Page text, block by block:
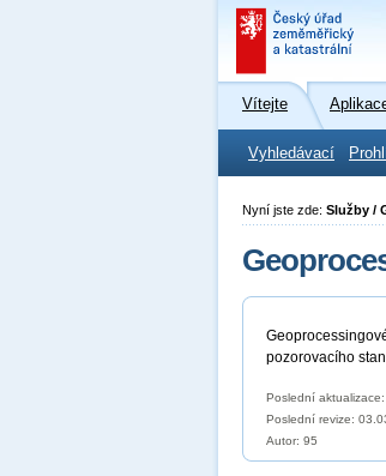
Vítejte
Vyhledávací
Nyní jste zde: Služby /
pozorovacího
Poslední
Poslední revize:
Autor: 95